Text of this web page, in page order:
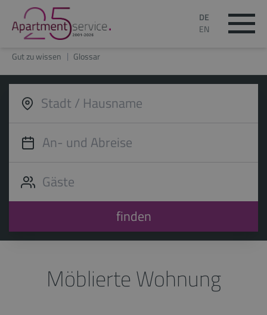
DE
EN
Gut zu wissen Glossar
finden
Möblierte Wohnung